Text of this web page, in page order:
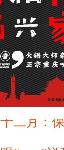
浓浓端午
这个春天
养老护理
十二月：